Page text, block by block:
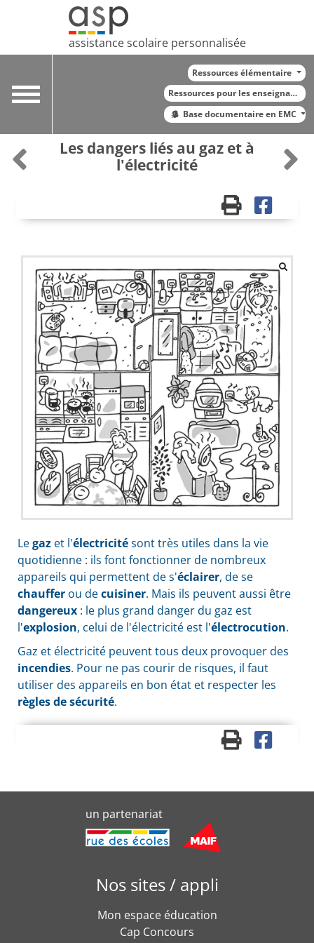
assistance scolaire personnalisée
Toggle
Ressources élémentaire
Ressources pour les enseignants
Base documentaire en EMC
Les dangers liés au gaz et à
l'électricité
Legaz et l'électricitésont très utiles dans la vie
quotidienne : ils font fonctionner de nombreux
appareils qui permettent de s'éclairer, de se
chauffer ou decuisiner. Mais ils peuvent aussi être
dangereux : le plus grand danger du gaz est
l'explosion, celui de l'électricité est l'électrocution.
Gaz et électricité peuvent tous deux provoquer des
incendies. Pour ne pas courir de risques, il faut
utiliser des appareils en bon état et respecter les
règles de sécurité.
un partenariat
Nos sites / appli
Mon espace éducation
Cap Concours